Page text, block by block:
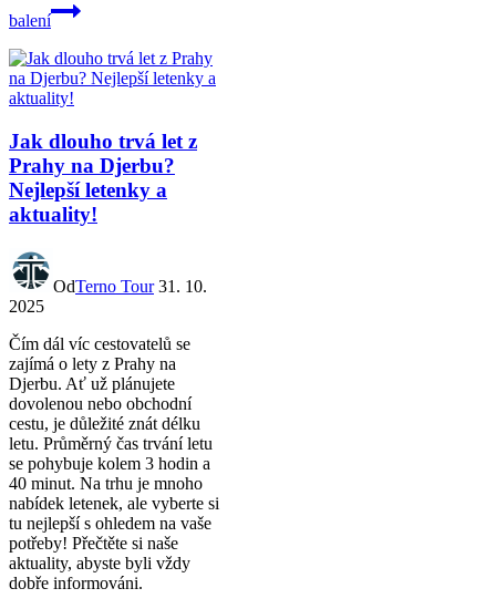
balení
Jak dlouho trvá let z
Prahy na Djerbu?
Nejlepší letenky a
aktuality!
OdTerno Tour 31. 10.
2025
Čím dál víc cestovatelů se
zajímá o lety z Prahy na
Djerbu. Ať už plánujete
dovolenou nebo obchodní
cestu, je důležité znát délku
letu. Průměrný čas trvání letu
se pohybuje kolem 3 hodin a
40 minut. Na trhu je mnoho
nabídek letenek, ale vyberte si
tu nejlepší s ohledem na vaše
potřeby! Přečtěte si naše
aktuality, abyste byli vždy
dobře informováni.